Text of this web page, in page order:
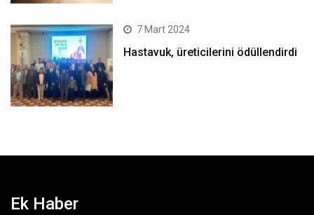
7 Mart 2024
Hastavuk, üreticilerini ödüllendirdi
Ek Haber